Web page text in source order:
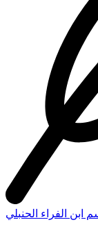
ابن الفراء الحنبلي